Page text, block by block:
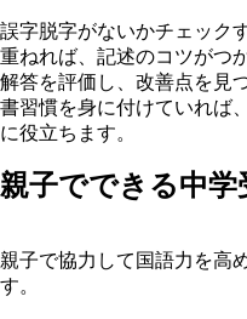
誤字脱字がないかチェック
重ねれば、記述のコツがつ
解答を評価し、改善点を見
書習慣を身に付けていれば
に役立ちます。
親子でできる中学
親子で協力して国語力を高
す。